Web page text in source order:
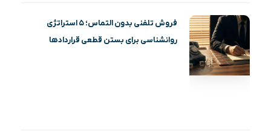
فروش تلفنی بدون التماس؛ ۵ استراتژی
روانشناسی برای بستن قطعی قراردادها